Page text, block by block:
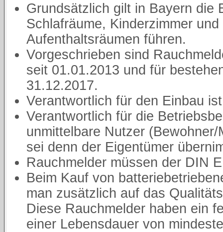
Grundsätzlich gilt in Bayern die
Schlafräume, Kinderzimmer
Aufenthaltsräumen führen.
Vorgeschrieben sind
seit 01.01.2013 und für
31.12.2017.
Verantwortlich für den Einbau
Verantwortlich für die
unmittelbare Nutzer
sei denn der Eigentümer
Rauchmelder müssen der DIN
Beim Kauf von
man zusätzlich auf das
Diese Rauchmelder haben ein
einer Lebensdauer von